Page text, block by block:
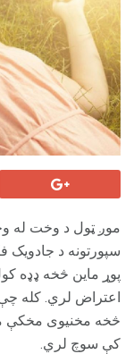
موږ ټول د وخت له
پوړ ماین څخه ډډه
اعتراض لري. کله
څخه مخنیوی مخکې
کې سوچ لري.